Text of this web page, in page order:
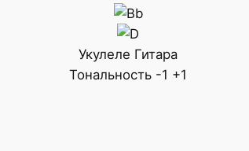
Укулеле Гитара
Тональность -1 +1